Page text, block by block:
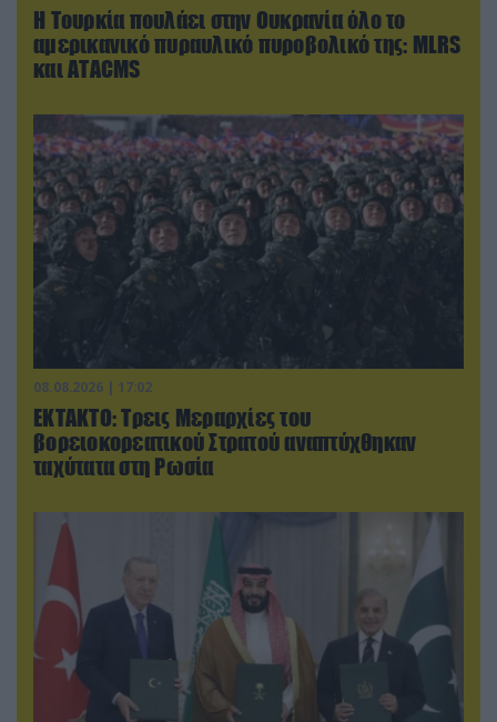
Η Τουρκία πουλάει στην Ουκρανία όλο το
αμερικανικό πυραυλικό πυροβολικό της: MLRS
και ΑΤΑCMS
08.08.2026 | 17:02
ΕΚΤΑΚΤΟ: Τρεις Μεραρχίες του
βορειοκορεατικού Στρατού αναπτύχθηκαν
ταχύτατα στη Ρωσία